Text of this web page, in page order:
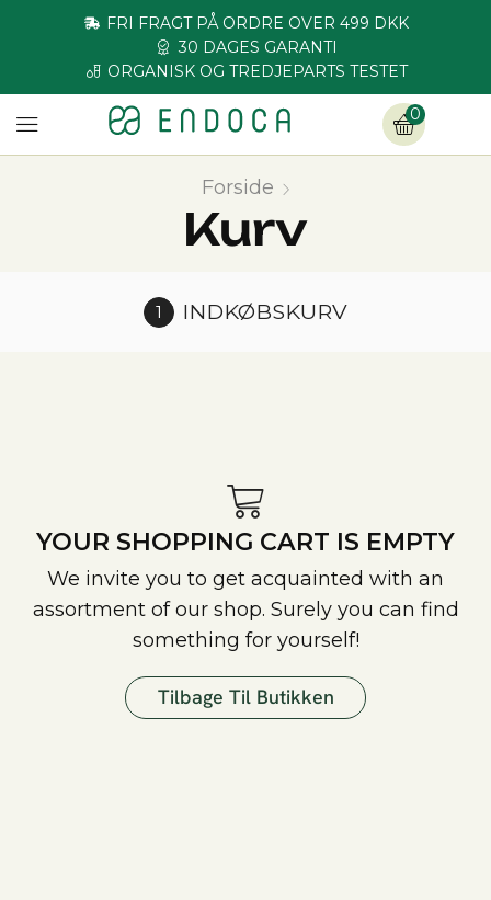
FRI FRAGT PÅ ORDRE OVER 499 DKK
30 DAGES GARANTI
ORGANISK OG TREDJEPARTS TESTET
0
Forside
Kurv
INDKØBSKURV
YOUR SHOPPING CART IS EMPTY
We invite you to get acquainted with an
assortment of our shop. Surely you can find
something for yourself!
Tilbage Til Butikken